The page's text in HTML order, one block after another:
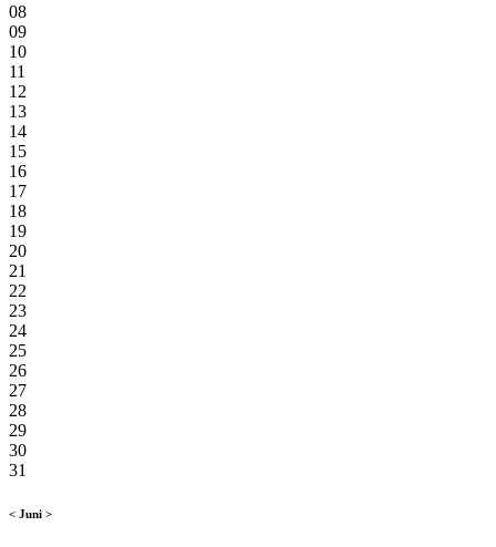
08
09
10
11
12
13
14
15
16
17
18
19
20
21
22
23
24
25
26
27
28
29
30
31
< Juni >